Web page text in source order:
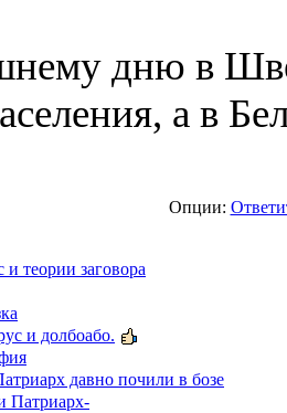
дню в
а в
Опции:
теории заговора
и долбоабо.
давно почили в бозе
Патриарх-